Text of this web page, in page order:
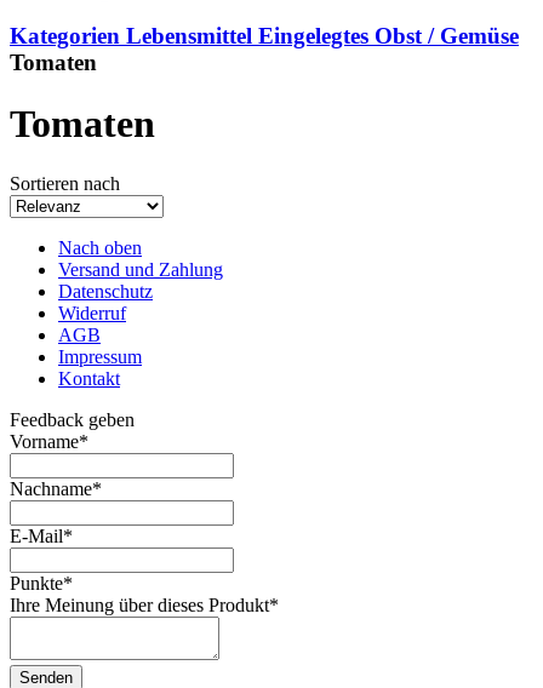
Kategorien Lebensmittel Eingelegtes Obst / Gemüse
Tomaten
Tomaten
Sortieren nach
Nach oben
Versand und Zahlung
Datenschutz
Widerruf
AGB
Impressum
Kontakt
Feedback geben
Vorname*
Nachname*
E-Mail*
Punkte*
Ihre Meinung über dieses Produkt*
Senden